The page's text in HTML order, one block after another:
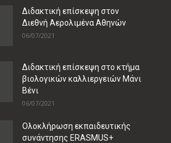
Διδακτική επίσκεψη στον
Διεθνή Αερολιμένα Αθηνών
06/07/2021
Διδακτική επίσκεψη στο κτήμα
βιολογικών καλλιεργειών Μάνι
Βένι
06/07/2021
Ολοκλήρωση εκπαιδευτικής
συνάντησης ERASMUS+